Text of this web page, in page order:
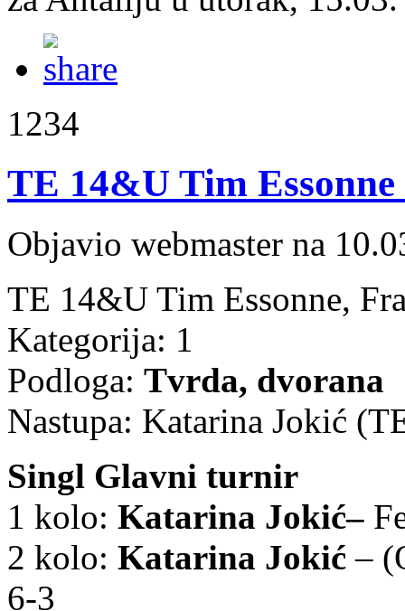
1234
TE 14&U Tim
Objavio webmaster na
TE 14&U Tim Essonne,
Kategorija: 1
Podloga: Tvrda, dvorana
Nastupa: Katarina Jokić
Singl Glavni turnir
1 kolo: Katarina Jokić–
2 kolo: Katarina Jokić–
6-3